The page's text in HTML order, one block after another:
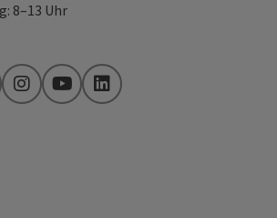
8–13 Uhr
InstagramYouTubeLinkedIn